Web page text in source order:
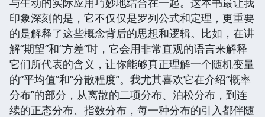
印象深刻的是，它不仅仅是罗列公式和定理，更重要
的是解释了这些概念背后的思想和逻辑。比如，在讲
解“期望”和“方差”时，它会用非常直观的语言来解释
它们所代表的含义，让你能够真正理解一个随机变量
的“平均值”和“分散程度”。我尤其喜欢它在介绍“概率
分布”的部分，从离散的二项分布、泊松分布，到连
续的正态分布、指数分布，每一种分布的引入都伴随